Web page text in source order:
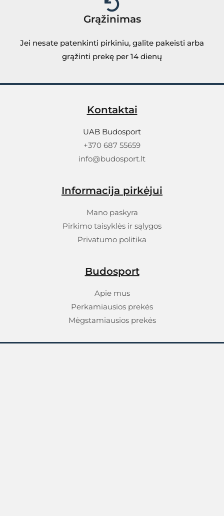
Grąžinimas
Jei nesate patenkinti pirkiniu, galite pakeisti arba
grąžinti prekę per 14 dienų
Kontaktai
UAB Budosport
+370 687 55659
info@budosport.lt
Informacija pirkėjui
Mano paskyra
Pirkimo taisyklės ir sąlygos
Privatumo politika
Budosport
Apie mus
Perkamiausios prekės
Mėgstamiausios prekės